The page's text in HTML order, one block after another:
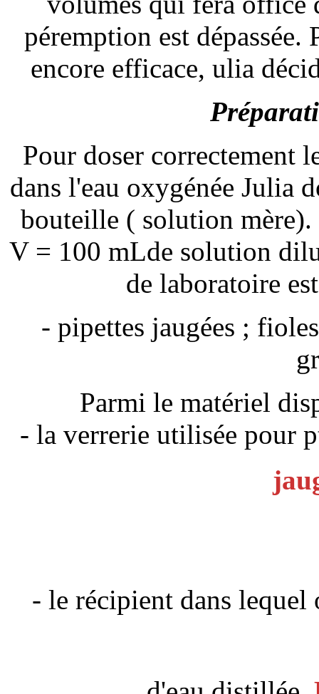
péremption est
encore efficace, ulia
Pour doser correctement
dans l'eau oxygénée Julia
bouteille ( solution
V = 100 mLde solution
de laboratoire
- pipettes jaugées ;
Parmi le matériel
- la verrerie utilisée pour
- le récipient dans